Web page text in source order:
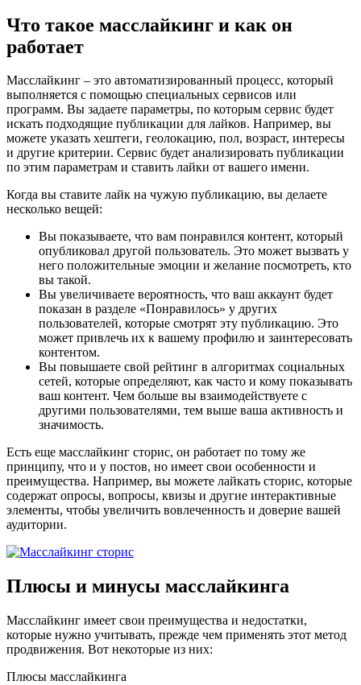
Иваново
Оренбург
Кемерово
Минск
Сыктывкар
Псков
Орёл
Симферополь
Геленджик
Липецк
Энгельс
Смоленск
Кострома
Тамбов
Саранск
Хабаровск
Вологда
Севастополь
Батайск
Дзержинск
Минеральные Воды
Улан-Удэ
Новокузнецк
Армавир
Калуга
Петрозаводск
Астрахань
Чита
Магнитогорск
Благовещенск
Новочеркасск
Нижний Тагил
Курск
Таганрог
Архангельск
Нефтеюганск
Нальчик
Раменское
Норильск
Бийск
Что такое масслайкинг и как он
работает
Масслайкинг – это автоматизированный процесс, который
выполняется с помощью специальных сервисов или
программ. Вы задаете параметры, по которым сервис будет
искать подходящие публикации для лайков. Например, вы
можете указать хештеги, геолокацию, пол, возраст, интересы
и другие критерии. Сервис будет анализировать публикации
по этим параметрам и ставить лайки от вашего имени.
Когда вы ставите лайк на чужую публикацию, вы делаете
несколько вещей:
Вы показываете, что вам понравился контент, который
опубликовал другой пользователь. Это может вызвать у
него положительные эмоции и желание посмотреть, кто
вы такой.
Вы увеличиваете вероятность, что ваш аккаунт будет
показан в разделе «Понравилось» у других
пользователей, которые смотрят эту публикацию. Это
может привлечь их к вашему профилю и заинтересовать
контентом.
Вы повышаете свой рейтинг в алгоритмах социальных
сетей, которые определяют, как часто и кому показывать
ваш контент. Чем больше вы взаимодействуете с
другими пользователями, тем выше ваша активность и
значимость.
Есть еще масслайкинг сторис, он работает по тому же
принципу, что и у постов, но имеет свои особенности и
преимущества. Например, вы можете лайкать сторис, которые
содержат опросы, вопросы, квизы и другие интерактивные
элементы, чтобы увеличить вовлеченность и доверие вашей
аудитории.
Плюсы и минусы масслайкинга
Масслайкинг имеет свои преимущества и недостатки,
которые нужно учитывать, прежде чем применять этот метод
продвижения. Вот некоторые из них:
Плюсы масслайкинга